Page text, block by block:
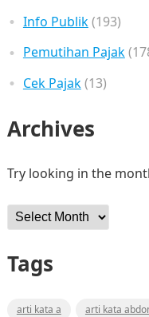
Info Publik(193)
Pemutihan Pajak
Cek Pajak(13)
Archives
Try looking in the
Archives
Tags
arti kata a arti kata